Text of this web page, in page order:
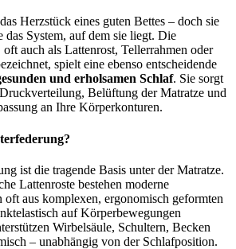
Herzstück eines guten Bettes – doch sie
das System, auf dem sie liegt. Die
oft auch als Lattenrost, Tellerrahmen oder
spielt eine ebenso entscheidende
und erholsamen Schlaf. Sie sorgt
Belüftung der Matratze und
an Ihre Körperkonturen.
ist die tragende Basis unter der Matratze.
Lattenroste bestehen moderne
oft aus komplexen, ergonomisch geformten
auf Körperbewegungen
Wirbelsäule, Schultern, Becken
– unabhängig von der Schlafposition.